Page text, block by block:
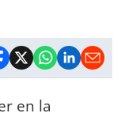
en la